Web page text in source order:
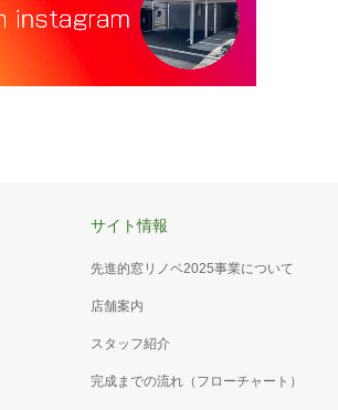
サイト情報
先進的窓リノベ2025事業について
店舗案内
スタッフ紹介
完成までの流れ（フローチャート）